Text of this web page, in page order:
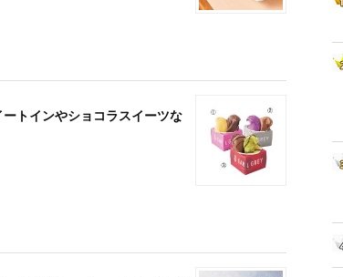
トインやショコラスイーツな